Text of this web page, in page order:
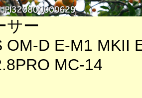
サー
OM-D E-M1 MKII
MC-14